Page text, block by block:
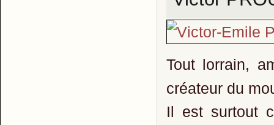
Tout lorrain,
créateur du
Il est surtout